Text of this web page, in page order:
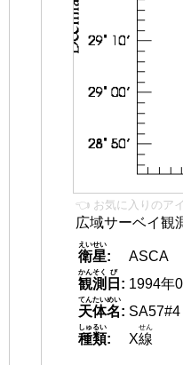
👈 お気に入りのア
広域サーベイ観
衛星
えいせい
:
ASCA
観測
かんそく
日
び
: 1994年
天体名
てんたいめい
: SA57#4
種類
しゅるい
: X線
せん